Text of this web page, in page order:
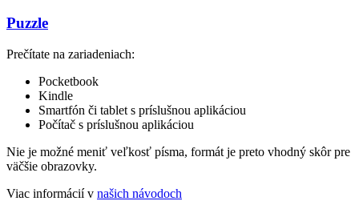
Puzzle
Prečítate na zariadeniach:
Pocketbook
Kindle
Smartfón či tablet s príslušnou aplikáciou
Počítač s príslušnou aplikáciou
Nie je možné meniť veľkosť písma, formát je preto vhodný skôr pre
väčšie obrazovky.
Viac informácií v našich návodoch